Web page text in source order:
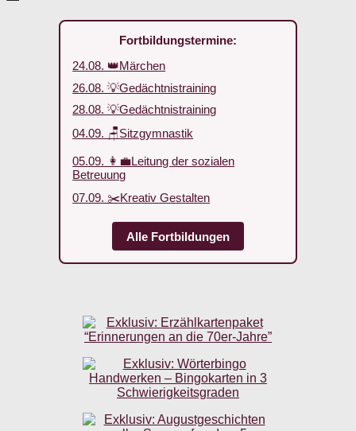
Fortbildungstermine:
24.08. 👑Märchen
26.08. 💡Gedächtnistraining
28.08. 💡Gedächtnistraining
04.09. 🪑Sitzgymnastik
05.09. 👩‍💼Leitung der sozialen
Betreuung
07.09. ✂️Kreativ Gestalten
Alle Fortbildungen